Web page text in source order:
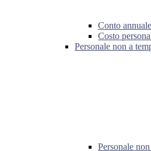
Conto
Costo
Personale non a
Personale